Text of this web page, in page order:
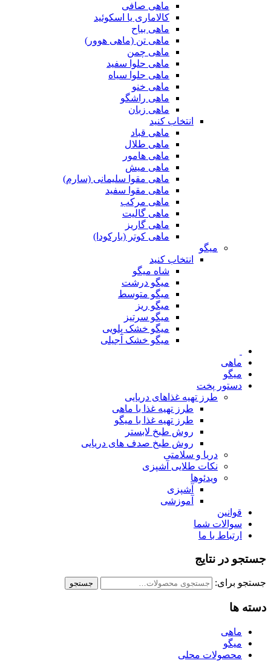
ماهی صافی
کالاماری یا اسکوئید
ماهی بیاح
ماهی تن (ماهی هوور)
ماهی چمن
ماهی حلوا سفید
ماهی حلوا سیاه
ماهی خنو
ماهی راشگو
ماهی زبان
انتخاب کنید
ماهی قباد
ماهی طلال
ماهی هامور
ماهی میش
ماهی مقوا سلیمانی (سارم)
ماهی مقوا سفید
ماهی مرکب
ماهی گالیت
ماهی گاریز
ماهی کوتر (بارکودا)
میگو
انتخاب کنید
شاه میگو
میگو درشت
میگو متوسط
میگو ریز
میگو سرتیز
میگو خشک پلویی
میگو خشک آجیلی
ماهی
میگو
دستور پخت
طرز تهیه غذاهای دریایی
طرز تهیه غذا با ماهی
طرز تهیه غذا با میگو
روش طبخ لابستر
روش طبخ صدف های دریایی
دریا و سلامتی
نکات طلایی آشپزی
ویدئوها
آشپزی
آموزشی
قوانین
سوالات شما
ارتباط با ما
جستجو در نتایج
جستجو برای: جستجو
دسته ها
ماهی
میگو
محصولات محلی